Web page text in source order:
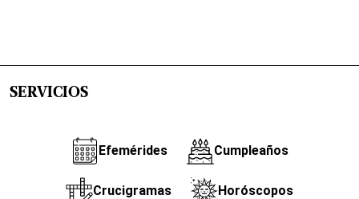
SERVICIOS
Efemérides Cumpleaños
Crucigramas Horóscopos